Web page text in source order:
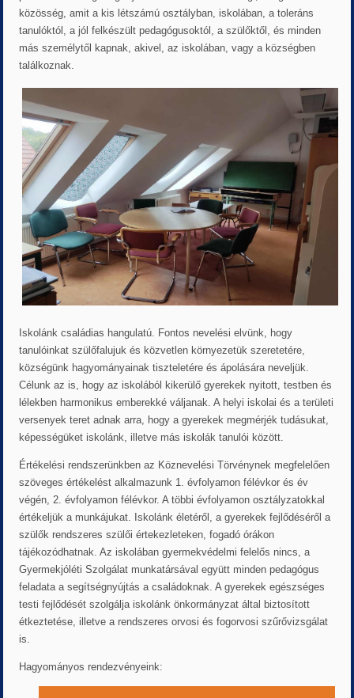
közösség, amit a kis létszámú osztályban, iskolában, a toleráns
tanulóktól, a jól felkészült pedagógusoktól, a szülőktől, és minden
más személytől kapnak, akivel, az iskolában, vagy a községben
találkoznak.
Iskolánk családias hangulatú. Fontos nevelési elvünk, hogy
tanulóinkat szülőfalujuk és közvetlen környezetük szeretetére,
községünk hagyományainak tiszteletére és ápolására neveljük.
Célunk az is, hogy az iskolából kikerülő gyerekek nyitott, testben és
lélekben harmonikus emberekké váljanak. A helyi iskolai és a területi
versenyek teret adnak arra, hogy a gyerekek megmérjék tudásukat,
képességüket iskolánk, illetve más iskolák tanulói között.
Értékelési rendszerünkben az Köznevelési Törvénynek megfelelően
szöveges értékelést alkalmazunk 1. évfolyamon félévkor és év
végén, 2. évfolyamon félévkor. A többi évfolyamon osztályzatokkal
értékeljük a munkájukat. Iskolánk életéről, a gyerekek fejlődéséről a
szülők rendszeres szülői értekezleteken, fogadó órákon
tájékozódhatnak. Az iskolában gyermekvédelmi felelős nincs, a
Gyermekjóléti Szolgálat munkatársával együtt minden pedagógus
feladata a segítségnyújtás a családoknak. A gyerekek egészséges
testi fejlődését szolgálja iskolánk önkormányzat által biztosított
étkeztetése, illetve a rendszeres orvosi és fogorvosi szűrővizsgálat
is.
Hagyományos rendezvényeink: